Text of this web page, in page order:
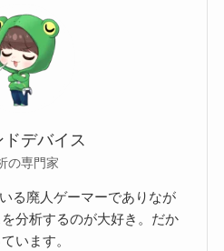
ドデバイス
の専門家
る廃人ゲーマーでありなが
分析するのが大好き。だか
います。